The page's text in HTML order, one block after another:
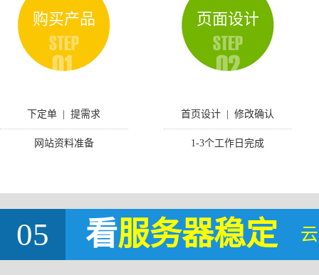
购买产品
下定单 | 提需求
网站资料准备
页面设计
首页设计 | 修改确认
1-3个工作日完成
05 看服务器稳定